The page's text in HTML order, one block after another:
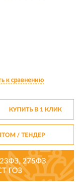
к сравнению
КУПИТЬ В 1 КЛИК
/ ТЕНДЕР
275ФЗ
ГОЗ